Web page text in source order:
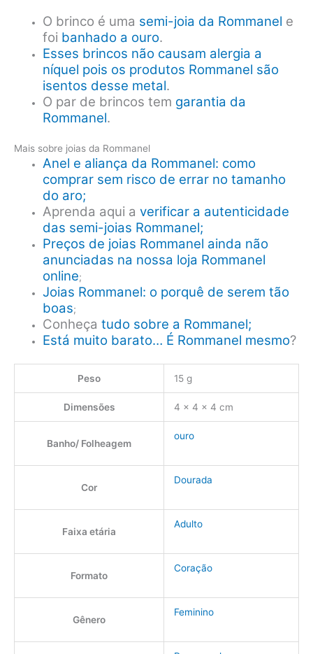
O brinco é uma semi-joia da Rommanel e
foi banhado a ouro.
Esses brincos não causam alergia a
níquel pois os produtos Rommanel são
isentos desse metal.
O par de brincos tem garantia da
Rommanel.
Mais sobre joias da Rommanel
Anel e aliança da Rommanel: como
comprar sem risco de errar no tamanho
do aro;
Aprenda aqui averificar a autenticidade
das semi-joias Rommanel;
Preços de joias Rommanel ainda não
anunciadas na nossa loja Rommanel
online;
Joias Rommanel: o porquê de serem tão
boas;
Conheçatudo sobre a Rommanel;
Está muito barato… É Rommanel mesmo?
Peso 15 g
Dimensões 4 × 4 × 4 cm
Banho/ Folheagem
ouro
Cor
Dourada
Faixa etária
Adulto
Formato
Coração
Gênero
Feminino